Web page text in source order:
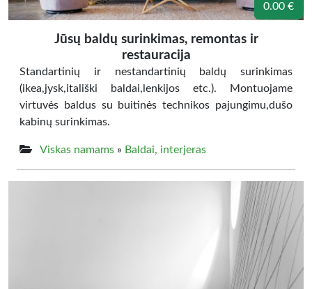
0.00 €
Jūsų baldų surinkimas, remontas ir
restauracija
Standartinių ir nestandartinių baldų surinkimas
(ikea,jysk,itališki baldai,lenkijos etc.). Montuojame
virtuvės baldus su buitinės technikos pajungimu,dušo
kabinų surinkimas.
Viskas namams » Baldai, interjeras